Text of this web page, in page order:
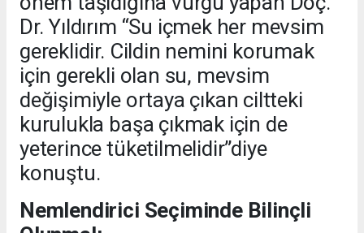
Dr. Yıldırım “Su içmek her mevsim
gereklidir. Cildin nemini korumak
için gerekli olan su, mevsim
değişimiyle ortaya çıkan ciltteki
kurulukla başa çıkmak için de
yeterince tüketilmelidir”diye
konuştu.
Nemlendirici Seçiminde Bilinçli